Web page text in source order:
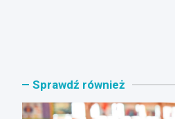
Sprawdź również